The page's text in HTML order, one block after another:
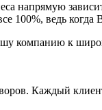
напрямую
100%, ведь
компанию к
Каждый